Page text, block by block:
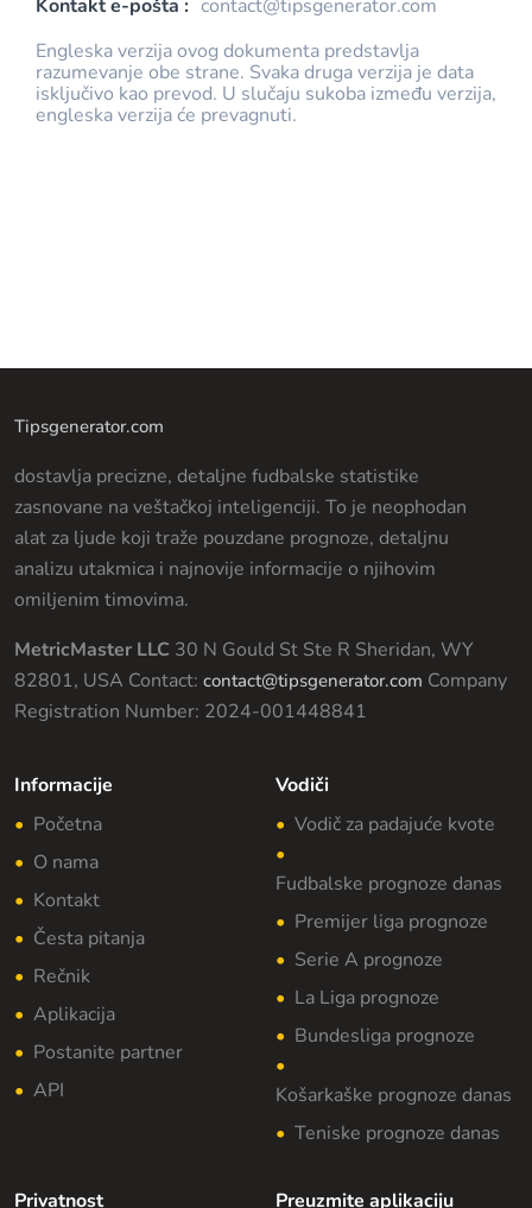
Kontakt e-pošta : contact@tipsgenerator.com
Engleska verzija ovog dokumenta predstavlja
razumevanje obe strane. Svaka druga verzija je data
isključivo kao prevod. U slučaju sukoba između verzija,
engleska verzija će prevagnuti.
Tipsgenerator.com
dostavlja precizne, detaljne fudbalske statistike
zasnovane na veštačkoj inteligenciji. To je neophodan
alat za ljude koji traže pouzdane prognoze, detaljnu
analizu utakmica i najnovije informacije o njihovim
omiljenim timovima.
MetricMaster LLC 30 N Gould St Ste R Sheridan, WY
82801, USA Contact: contact@tipsgenerator.com Company
Registration Number: 2024-001448841
Informacije
Početna
O nama
Kontakt
Česta pitanja
Rečnik
Aplikacija
Postanite partner
API
Vodiči
Vodič za padajuće kvote
Fudbalske prognoze danas
Premijer liga prognoze
Serie A prognoze
La Liga prognoze
Bundesliga prognoze
Košarkaške prognoze danas
Teniske prognoze danas
Privatnost Preuzmite aplikaciju